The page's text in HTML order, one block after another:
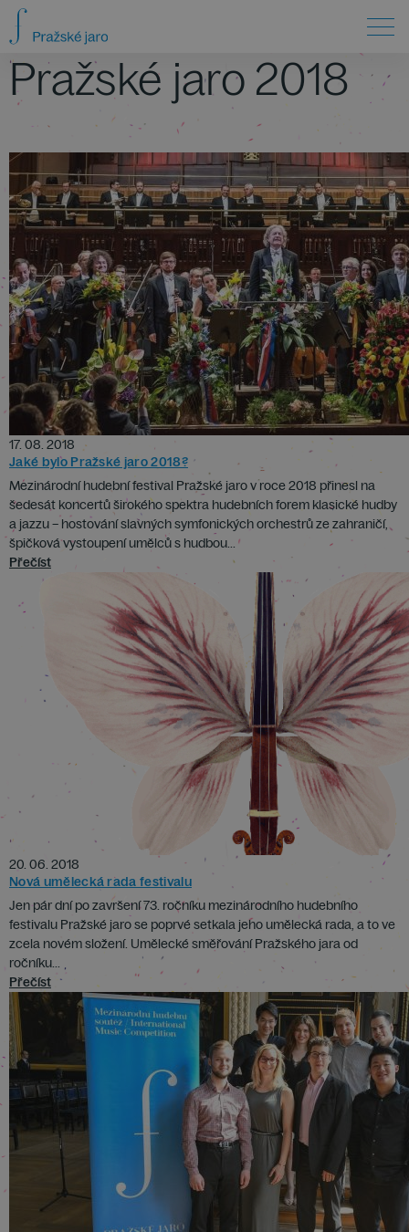
Pražské jaro 2018
17. 08. 2018
Jaké bylo Pražské jaro 2018?
Mezinárodní hudební festival Pražské jaro v roce 2018 přinesl na
šedesát koncertů širokého spektra hudebních forem klasické hudby
a jazzu – hostování slavných symfonických orchestrů ze zahraničí,
špičková vystoupení umělců s hudbou...
Přečíst
20. 06. 2018
Nová umělecká rada festivalu
Jen pár dní po završení 73. ročníku mezinárodního hudebního
festivalu Pražské jaro se poprvé setkala jeho umělecká rada, a to ve
zcela novém složení. Umělecké směřování Pražského jara od
ročníku...
Přečíst